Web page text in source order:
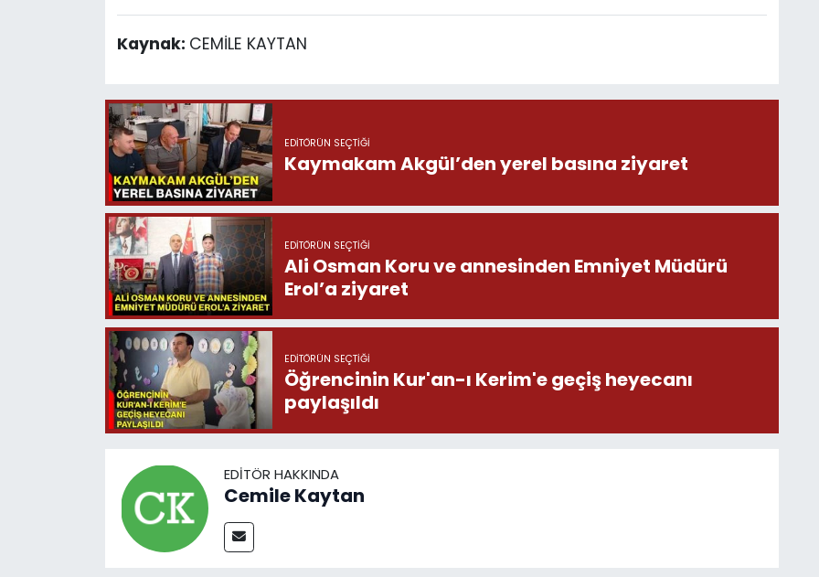
Kaynak: CEMİLE KAYTAN
EDITÖRÜN SEÇTIĞI
Kaymakam Akgül’den yerel basına ziyaret
EDITÖRÜN SEÇTIĞI
Ali Osman Koru ve annesinden Emniyet Müdürü
Erol’a ziyaret
EDITÖRÜN SEÇTIĞI
Öğrencinin Kur'an-ı Kerim'e geçiş heyecanı
paylaşıldı
EDITÖR HAKKINDA
Cemile Kaytan